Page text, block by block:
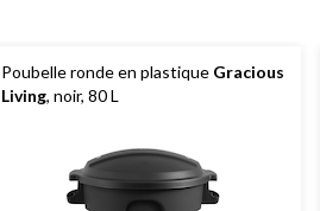
Poubelle ronde en plastique Gracious
Living, noir, 80 L